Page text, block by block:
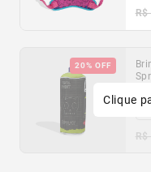
20% OFF
Clique